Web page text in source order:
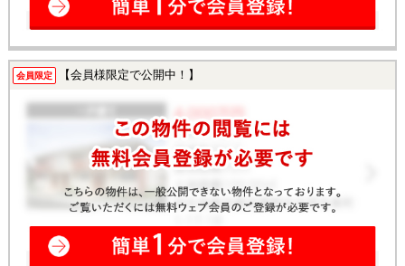
会員限定 【会員様限定で公開中！】